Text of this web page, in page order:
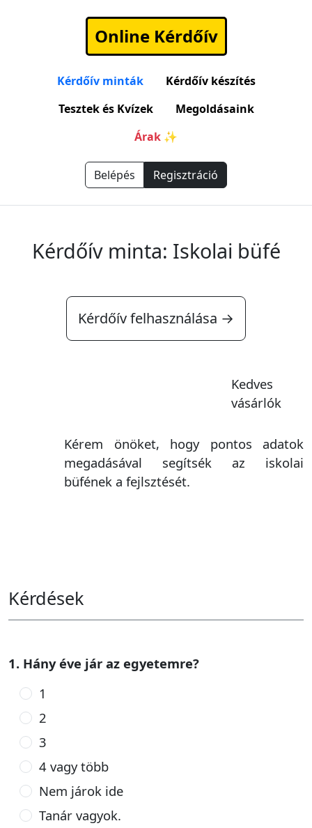
Online Kérdőív
Kérdőív minták
Kérdőív készítés
Tesztek és Kvízek
Megoldásaink
Árak ✨
Belépés Regisztráció
Kérdőív minta: Iskolai büfé
Kérdőív felhasználása →
Kedves
vásárlók
Kérem önöket, hogy pontos adatok
megadásával segítsék az iskolai
büfének a fejlsztését.
Kérdések
1. Hány éve jár az egyetemre?
1
2
3
4 vagy több
Nem járok ide
Tanár vagyok.